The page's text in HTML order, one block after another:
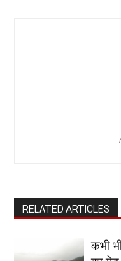
RELATED ARTICLES
कभी